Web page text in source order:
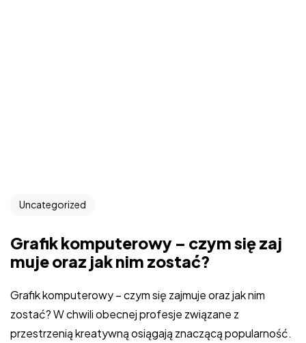
Uncategorized
Grafik komputerowy – czym się zaj
muje oraz jak nim zostać?
Grafik komputerowy – czym się zajmuje oraz jak nim
zostać? W chwili obecnej profesje związane z
przestrzenią kreatywną osiągają znaczącą popularność.